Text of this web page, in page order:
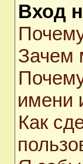
Вход
Зачем
имени
Как